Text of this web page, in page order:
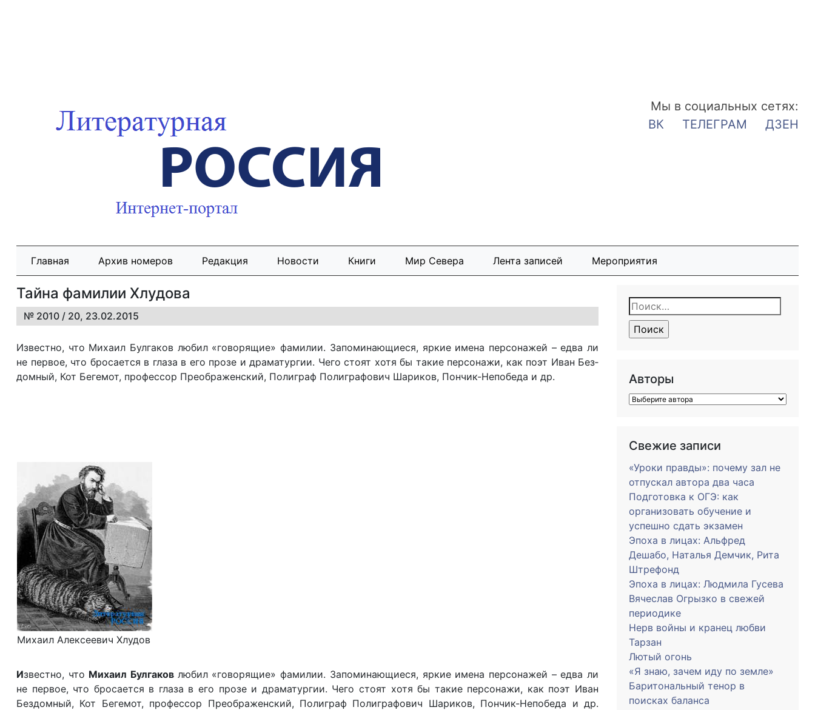
Мы в социальных сетях:
ВК
ТЕЛЕГРАМ ДЗЕН
Главная Архив номеров Редакция Новости Книги Мир Севера Лента записей Мероприятия
Тайна фамилии Хлудова
№ 2010 / 20, 23.02.2015
Из­ве­ст­но, что Ми­ха­ил Бул­га­ков лю­бил «го­во­ря­щие» фа­ми­лии. За­по­ми­на­ю­щи­е­ся, яр­кие име­на пер­со­на­жей – ед­ва ли
не пер­вое, что бро­са­ет­ся в гла­за в его про­зе и дра­ма­тур­гии. Че­го сто­ят хо­тя бы та­кие пер­со­на­жи, как по­эт Иван Без­
дом­ный, Кот Бе­ге­мот, про­фес­сор Пре­об­ра­жен­ский, По­ли­граф По­ли­гра­фо­вич Ша­ри­ков, Пон­чик-Не­по­бе­да и др.
Михаил Алексеевич Хлудов
Известно, что Михаил Булгаков любил «говорящие» фамилии. Запоминающиеся, яркие имена персонажей – едва ли
не первое, что бросается в глаза в его прозе и драматургии. Чего стоят хотя бы такие персонажи, как поэт Иван
Бездомный, Кот Бегемот, профессор Преображенский, Полиграф Полиграфович Шариков, Пончик-Непобеда и др.
Найти:
Авторы
Свежие записи
«Уроки правды»: почему зал не
отпускал автора два часа
Подготовка к ОГЭ: как
организовать обучение и
успешно сдать экзамен
Эпоха в лицах: Альфред
Дешабо, Наталья Демчик, Рита
Штрефонд
Эпоха в лицах: Людмила Гусева
Вячеслав Огрызко в свежей
периодике
Нерв войны и кранец любви
Тарзан
Лютый огонь
«Я знаю, зачем иду по земле»
Баритональный тенор в
поисках баланса